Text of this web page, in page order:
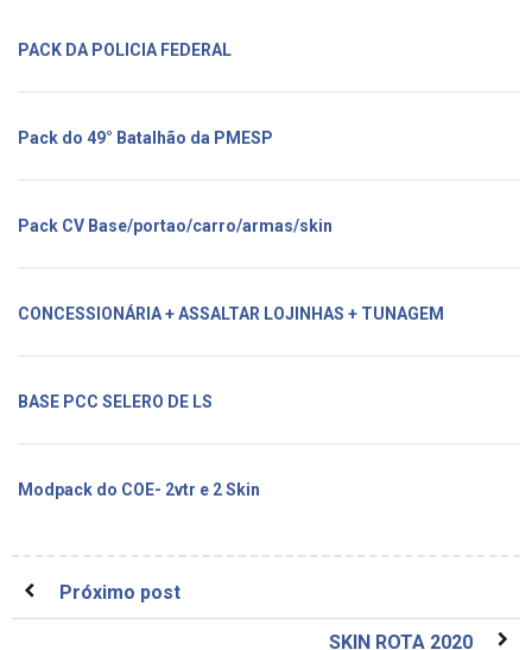
PACK DA POLICIA FEDERAL
Pack do 49° Batalhão da PMESP
Pack CV Base/portao/carro/armas/skin
CONCESSIONÁRIA + ASSALTAR LOJINHAS + TUNAGEM
BASE PCC SELERO DE LS
Modpack do COE- 2vtr e 2 Skin
Próximo post
SKIN ROTA 2020